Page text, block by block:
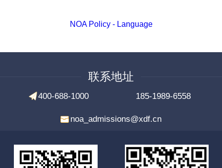
NOA Policy - Language
联系地址
400-688-1000 185-1989-6558
noa_admissions@xdf.cn